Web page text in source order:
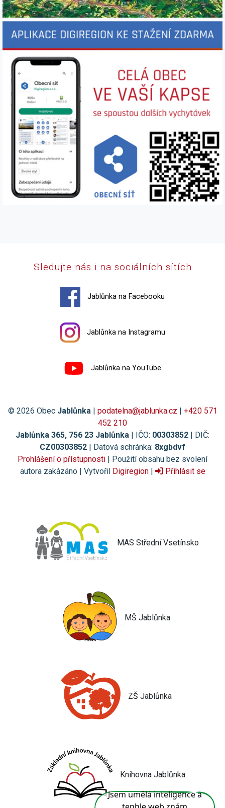
Sledujte nás i na sociálních sítích
Jablůnka na Facebooku
Jablůnka na Instagramu
Jablůnka na YouTube
© 2026 Obec Jablůnka | podatelna@jablunka.cz | +420 571
452 210
Jablůnka 365, 756 23 Jablůnka | IČO: 00303852 | DIČ:
CZ00303852 | Datová schránka: 8xgbdvf
Prohlášení o přístupnosti | Použití obsahu bez svolení
autora zakázáno | Vytvořil Digiregion| Přihlásit se
MAS Střední Vsetínsko
MŠ Jablůnka
ZŠ Jablůnka
Knihovna Jablůnka
Jsem umělá inteligence a